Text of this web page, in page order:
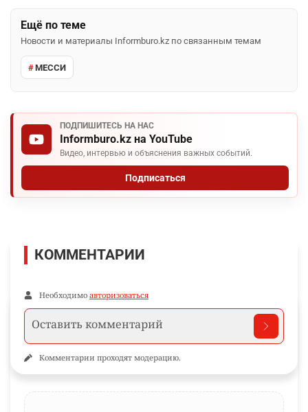
Ещё по теме
Новости и материалы Informburo.kz по связанным темам
МЕССИ
ПОДПИШИТЕСЬ НА НАС
Informburo.kz на YouTube
Видео, интервью и объяснения важных событий.
Подписаться
КОММЕНТАРИИ
Необходимо авторизоваться
Комментарии проходят модерацию.